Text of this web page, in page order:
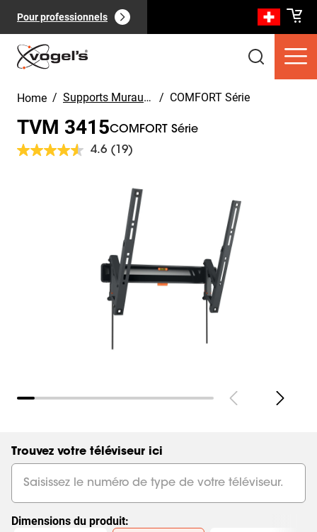
Pour professionnels
(0
Home / Supports Muraux TV / COMFORT Série
TVM 3415COMFORT Série
4.6 Lire
Lien
même
page.
(19)
Trouvez votre téléviseur ici
Dimensions du produit: